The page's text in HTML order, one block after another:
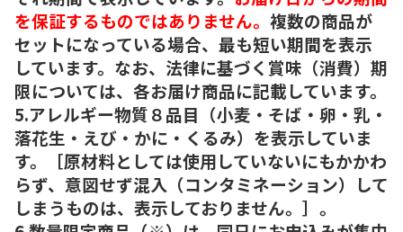
を保証するものではありません。 複数の商品が
セットになっている場合、最も短い期間を表示
しています。なお、法律に基づく賞味（消費）期
限については、各お届け商品に記載しています。
5.アレルギー物質８品目（小麦・そば・卵・乳・
落花生・えび・かに・くるみ）を表示していま
す。［原材料としては使用していないにもかかわ
らず、意図せず混入（コンタミネーション）して
しまうものは、表示しておりません。］。